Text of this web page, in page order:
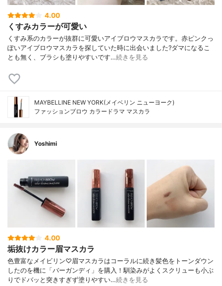
4.00
くすみカラーが可愛い
くすみ系のカラーが抜群に可愛いアイブロウマスカラです。赤ピンクっ
ぽいアイブロウマスカラを探していた時に出会いました?ダマになるこ
とも無く、ブラシも塗りやすいです…続きを見る
MAYBELLINE NEW YORK(メイベリン ニューヨーク)
ファッションブロウ カラードラマ マスカラ
Yoshimi
4.00
垢抜けカラー眉マスカラ
色豊富なメイビリン♡眉マスカラはコーラルに続き髪色をトーンダウン
したのを機に「バーガンディ」を購入！馴染みがよくスクリューも小ぶ
りでドバッと突きすぎず塗りやすい…続きを見る